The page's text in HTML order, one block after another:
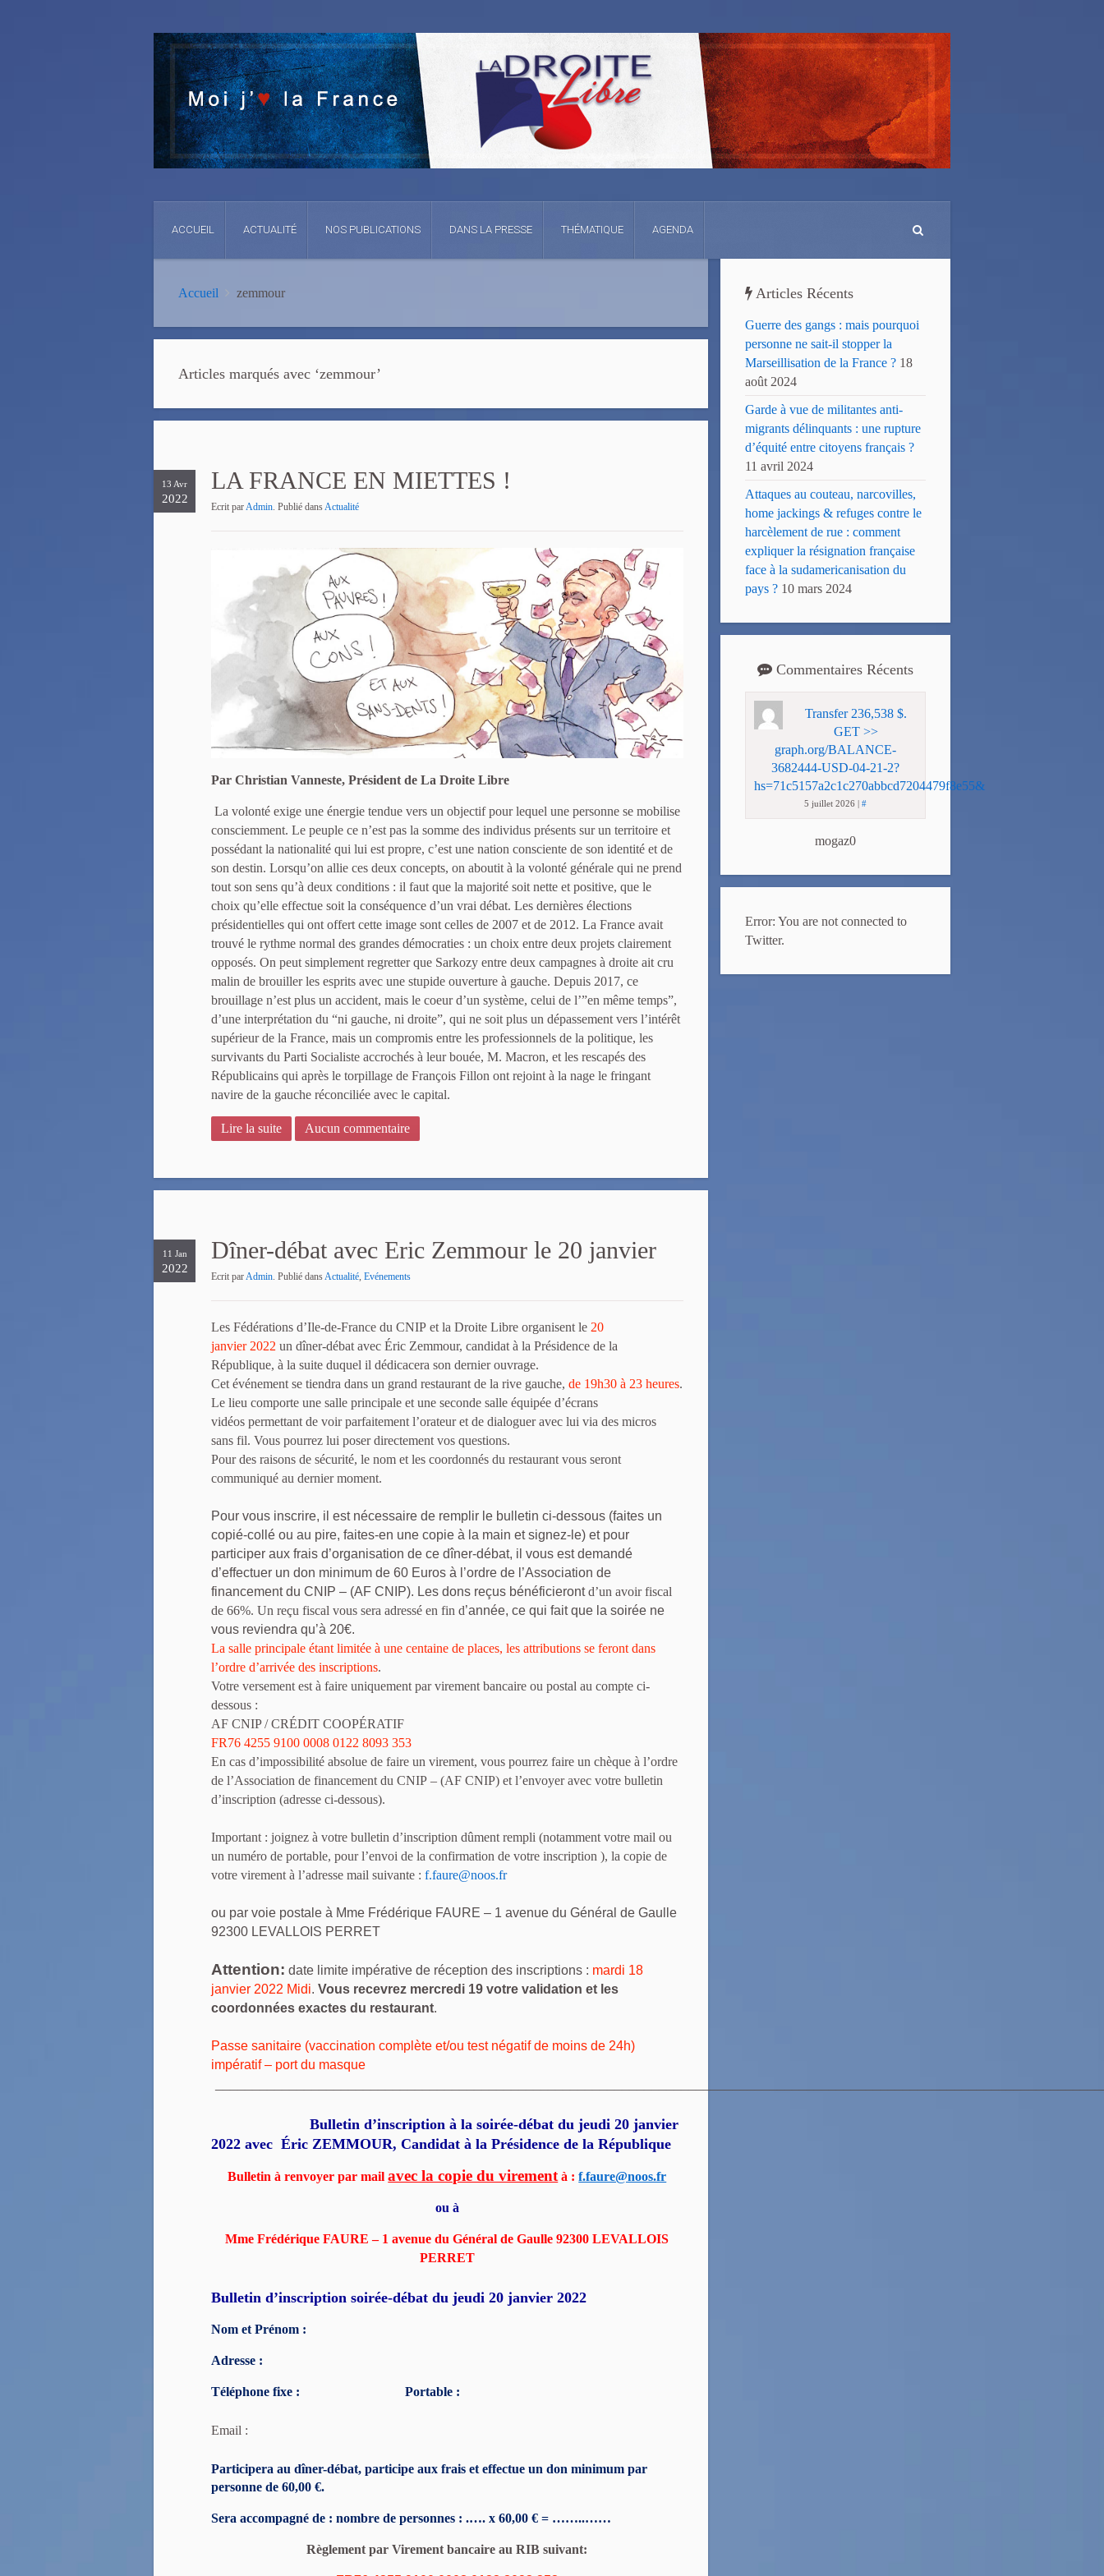
ACCUEIL ACTUALITÉ NOS PUBLICATIONS DANS LA PRESSE THÉMATIQUE AGENDA
Accueil zemmour
Articles marqués avec ‘zemmour’
13 Avr
2022
LA FRANCE EN MIETTES !
Ecrit parAdmin. Publié dansActualité
Par Christian Vanneste, Président de La Droite Libre
La volonté exige une énergie tendue vers un objectif pour lequel une personne se mobilise
consciemment. Le peuple ce n’est pas la somme des individus présents sur un territoire et
possédant la nationalité qui lui est propre, c’est une nation consciente de son identité et de
son destin. Lorsqu’on allie ces deux concepts, on aboutit à la volonté générale qui ne prend
tout son sens qu’à deux conditions : il faut que la majorité soit nette et positive, que le
choix qu’elle effectue soit la conséquence d’un vrai débat. Les dernières élections
présidentielles qui ont offert cette image sont celles de 2007 et de 2012. La France avait
trouvé le rythme normal des grandes démocraties : un choix entre deux projets clairement
opposés. On peut simplement regretter que Sarkozy entre deux campagnes à droite ait cru
malin de brouiller les esprits avec une stupide ouverture à gauche. Depuis 2017, ce
brouillage n’est plus un accident, mais le coeur d’un système, celui de l’”en même temps”,
d’une interprétation du “ni gauche, ni droite”, qui ne soit plus un dépassement vers l’intérêt
supérieur de la France, mais un compromis entre les professionnels de la politique, les
survivants du Parti Socialiste accrochés à leur bouée, M. Macron, et les rescapés des
Républicains qui après le torpillage de François Fillon ont rejoint à la nage le fringant
navire de la gauche réconciliée avec le capital.
Lire la suite Aucun commentaire
11 Jan
2022
Dîner-débat avec Eric Zemmour le 20 janvier
Ecrit par Admin . Publié dans Actualité Evénements
Les Fédérations d’Ile-de-France du CNIP et la Droite Libre organisent le 20
janvier 2022 un dîner-débat avec Éric Zemmour, candidat à la Présidence de la
République, à la suite duquel il dédicacera son dernier ouvrage.
Cet événement se tiendra dans un grand restaurant de la rive gauche, de 19h30 à 23 heures.
Le lieu comporte une salle principale et une seconde salle équipée d’écrans
vidéos permettant de voir parfaitement l’orateur et de dialoguer avec lui via des micros
sans fil. Vous pourrez lui poser directement vos questions.
Pour des raisons de sécurité, le nom et les coordonnés du restaurant vous seront
communiqué au dernier moment.
Pour vous inscrire, il est nécessaire de remplir le bulletin ci-dessous (faites un
copié-collé ou au pire, faites-en une copie à la main et signez-le) et pour
participer aux frais d’organisation de ce dîner-débat, il vous est demandé
d’effectuer un don minimum de 60 Euros à l’ordre de l’Association de
financement du CNIP – (AF CNIP). Les dons reçus bénéficierontd’un avoir fiscal
de 66%. Un reçu fiscal vous sera adressé en fin d’année, ce qui fait que la soirée ne
vous reviendra qu’à 20€.
La salle principale étant limitée à une centaine de places, les attributions se feront dans
l’ordre d’arrivée des inscriptions.
Votre versement est à faire uniquement par virement bancaire ou postal au compte ci-
dessous :
AF CNIP / CRÉDIT COOPÉRATIF
FR76 4255 9100 0008 0122 8093 353
En cas d’impossibilité absolue de faire un virement, vous pourrez faire un chèque à l’ordre
de l’Association de financement du CNIP – (AF CNIP) et l’envoyer avec votre bulletin
d’inscription (adresse ci-dessous).
Important : joignez à votre bulletin d’inscription dûment rempli (notamment votre mail ou
un numéro de portable, pour l’envoi de la confirmation de votre inscription ), la copie de
votre virement à l’adresse mail suivante : f.faure@noos.fr
ou par voie postale à Mme Frédérique FAURE – 1 avenue du Général de Gaulle
92300 LEVALLOIS PERRET
Attention: date limite impérative de réception des inscriptions : mardi 18
janvier 2022 Midi. Vous recevrez mercredi 19 votre validation et les
coordonnées exactes du restaurant.
Passe sanitaire (vaccination complète et/ou test négatif de moins de 24h)
impératif – port du masque
Bulletin d’inscription à la soirée-débat du jeudi 20 janvier
2022 avec Éric ZEMMOUR, Candidat à la Présidence de la République
Bulletin à renvoyer par mailavec la copie du virement à :f.faure@noos.fr
ou à
Mme Frédérique FAURE – 1 avenue du Général de Gaulle 92300 LEVALLOIS
PERRET
Bulletin d’inscription soirée-débat du jeudi 20 janvier 2022
Nom et Prénom :
Adresse :
Téléphone fixe : Portable :
Email :
Participera au dîner-débat, participe aux frais et effectue un don minimum par
personne de 60,00 €.
Sera accompagné de : nombre de personnes : .…. x 60,00 € = ……..……
Règlement par Virement bancaireau RIB suivant:
Articles Récents
Guerre des gangs : mais pourquoi
personne ne sait-il stopper la
Marseillisation de la France ? 18
août 2024
Garde à vue de militantes anti-
migrants délinquants : une rupture
d’équité entre citoyens français ?
11 avril 2024
Attaques au couteau, narcovilles,
home jackings & refuges contre le
harcèlement de rue : comment
expliquer la résignation française
face à la sudamericanisation du
pays ? 10 mars 2024
Commentaires Récents
Transfer 236,538 $.
GET >>
graph.org/BALANCE-
3682444-USD-04-21-2?
hs=71c5157a2c1c270abbcd7204479f8e55&
5 juillet 2026 | #
mogaz0
Error: You are not connected to
Twitter.